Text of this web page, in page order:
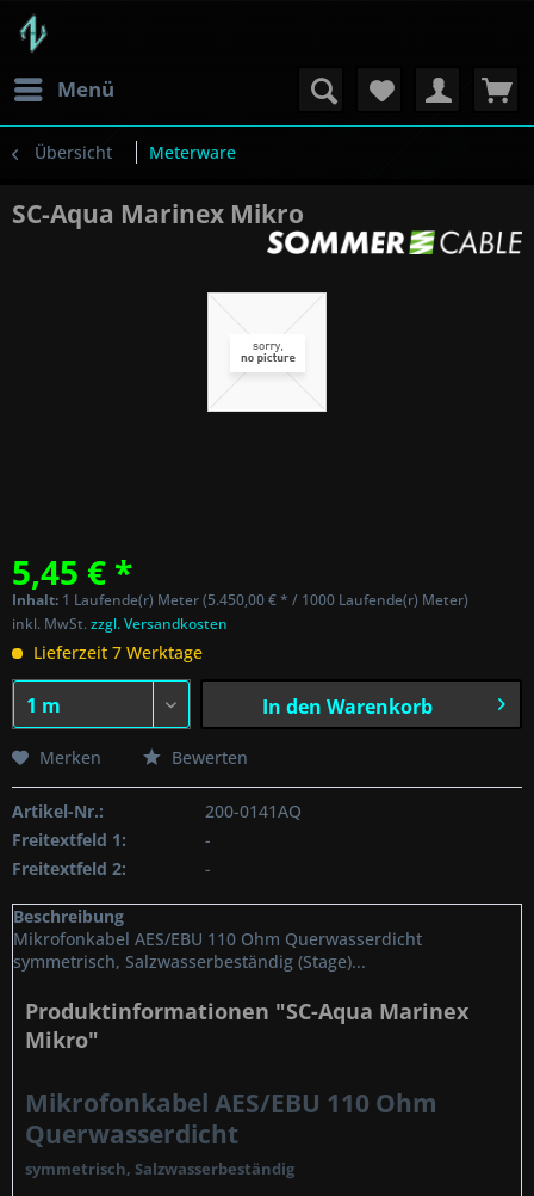
Menü
Übersicht Meterware
SC-Aqua Marinex Mikro
5,45 € *
Inhalt: 1 Laufende(r) Meter (5.450,00 € * / 1000 Laufende(r) Meter)
inkl. MwSt.zzgl. Versandkosten
Lieferzeit 7 Werktage
In den Warenkorb
Merken Bewerten
Artikel-Nr.:
200-0141AQ
Freitextfeld 1:
-
Freitextfeld 2:
-
Beschreibung
Mikrofonkabel AES/EBU 110 Ohm Querwasserdicht
symmetrisch, Salzwasserbeständig (Stage)...
Produktinformationen "SC-Aqua Marinex
Mikro"
Mikrofonkabel AES/EBU 110 Ohm
Querwasserdicht
symmetrisch, Salzwasserbeständig